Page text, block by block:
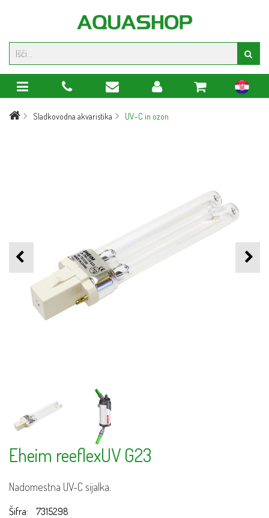
hr
Sladkovodna akvaristika UV-C in ozon
Eheim reeflexUV G23
Nadomestna UV-C sijalka.
Šifra:
7315298